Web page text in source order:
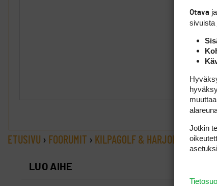
ETUSIVU › FOORUMIT › KILPAGOLF & HARJOITTELU›
LUO AIHE
Otava
sivuista
Jotkin